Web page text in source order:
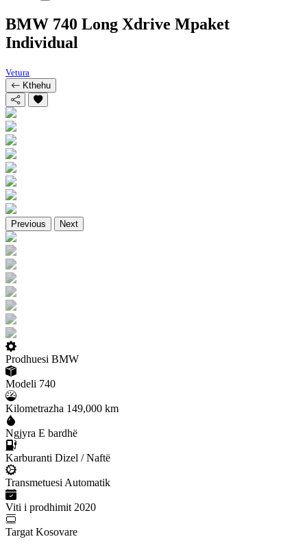
BMW 740 Long Xdrive Mpaket
Individual
Vetura
Kthehu
Previous Next
Prodhuesi BMW
Modeli 740
Kilometrazha 149,000 km
Ngjyra E bardhë
Karburanti Dizel / Naftë
Transmetuesi Automatik
Viti i prodhimit 2020
Targat Kosovare